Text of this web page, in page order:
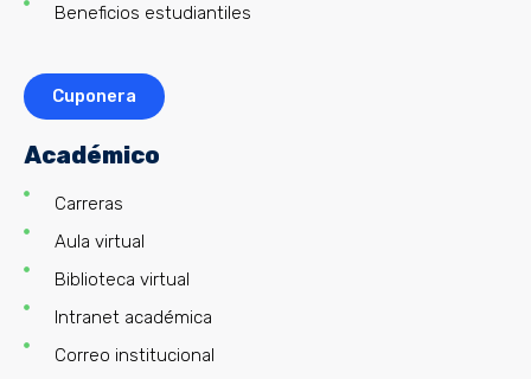
Beneficios estudiantiles
Cuponera
Académico
Carreras
Aula virtual
Biblioteca virtual
Intranet académica
Correo institucional